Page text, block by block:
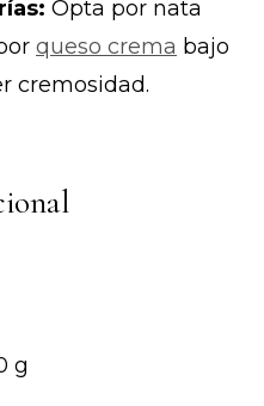
Opta por nata
queso crema bajo
cremosidad.
g